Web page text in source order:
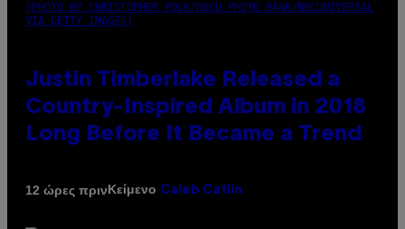
(PHOTO BY CHRISTOPHER POLK/NBCU PHOTO BANK/NBCUNIVERSAL
VIA GETTY IMAGES)
Justin Timberlake Released a
Country-Inspired Album in 2018
Long Before It Became a Trend
12 ώρες πρινΚείμενο Caleb Catlin